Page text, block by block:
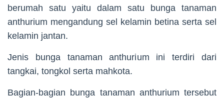
berumah satu yaitu dalam satu bunga tanaman
anthurium mengandung sel kelamin betina serta sel
kelamin jantan.
Jenis bunga tanaman anthurium ini terdiri dari
tangkai, tongkol serta mahkota.
Bagian-bagian bunga tanaman anthurium tersebut